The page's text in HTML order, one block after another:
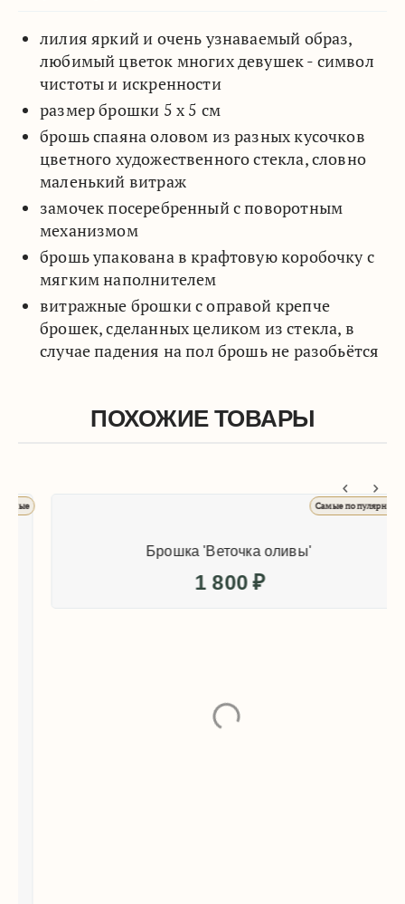
лилия яркий и очень узнаваемый образ,
любимый цветок многих девушек - символ
чистоты и искренности
размер брошки 5 х 5 см
брошь спаяна оловом из разных кусочков
цветного художественного стекла, словно
маленький витраж
замочек посеребренный с поворотным
механизмом
брошь упакована в крафтовую коробочку с
мягким наполнителем
витражные брошки с оправой крепче
брошек, сделанных целиком из стекла, в
случае падения на пол брошь не разобьётся
ПОХОЖИЕ ТОВАРЫ
Самые популярные